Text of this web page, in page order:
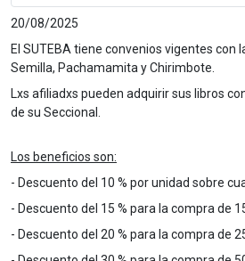
20/08/2025
El SUTEBA tiene convenios vigentes con
Semilla, Pachamamita y Chirimbote.
Lxs afiliadxs pueden adquirir sus libros
de su Seccional.
Los beneficios son:
- Descuento del 10 % por unidad sobre
- Descuento del 15 % para la compra de
- Descuento del 20 % para la compra de